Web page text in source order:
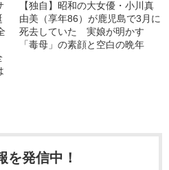
【独自】昭和の大女優・小川真
由美（享年86）が鹿児島で3月に
死去していた 実娘が明かす
「毒母」の素顔と空白の晩年
を発信中！